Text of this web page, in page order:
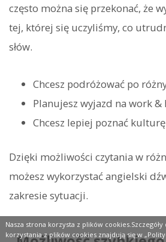
często można się przekonać, że
tej, której się uczyliśmy, co
słów.
Chcesz podróżować po
Planujesz wyjazd na work
Chcesz lepiej poznać
Dzięki możliwości czytania w
możesz wykorzystać angielski
zakresie sytuacji.
Nasza strona korzysta z plików cookies.Szczegóły
korzystania z plików cookies znajdują się w